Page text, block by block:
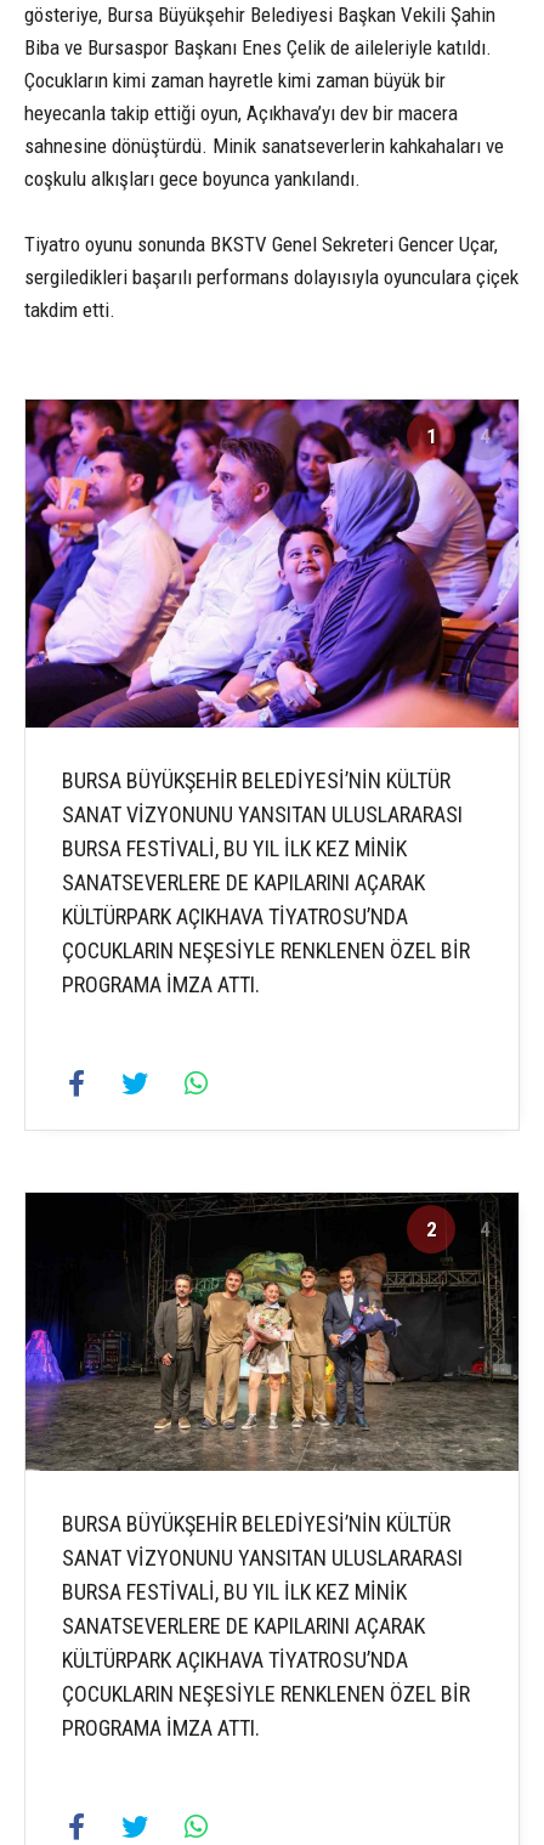
gösteriye, Bursa Büyükşehir Belediyesi Başkan Vekili Şahin
Biba ve Bursaspor Başkanı Enes Çelik de aileleriyle katıldı.
Çocukların kimi zaman hayretle kimi zaman büyük bir
heyecanla takip ettiği oyun, Açıkhava’yı dev bir macera
sahnesine dönüştürdü. Minik sanatseverlerin kahkahaları ve
coşkulu alkışları gece boyunca yankılandı.
Tiyatro oyunu sonunda BKSTV Genel Sekreteri Gencer Uçar,
sergiledikleri başarılı performans dolayısıyla oyunculara çiçek
takdim etti.
1 4
BURSA BÜYÜKŞEHİR BELEDİYESİ’NİN KÜLTÜR
SANAT VİZYONUNU YANSITAN ULUSLARARASI
BURSA FESTİVALİ, BU YIL İLK KEZ MİNİK
SANATSEVERLERE DE KAPILARINI AÇARAK
KÜLTÜRPARK AÇIKHAVA TİYATROSU’NDA
ÇOCUKLARIN NEŞESİYLE RENKLENEN ÖZEL BİR
PROGRAMA İMZA ATTI.
2 4
BURSA BÜYÜKŞEHİR BELEDİYESİ’NİN KÜLTÜR
SANAT VİZYONUNU YANSITAN ULUSLARARASI
BURSA FESTİVALİ, BU YIL İLK KEZ MİNİK
SANATSEVERLERE DE KAPILARINI AÇARAK
KÜLTÜRPARK AÇIKHAVA TİYATROSU’NDA
ÇOCUKLARIN NEŞESİYLE RENKLENEN ÖZEL BİR
PROGRAMA İMZA ATTI.